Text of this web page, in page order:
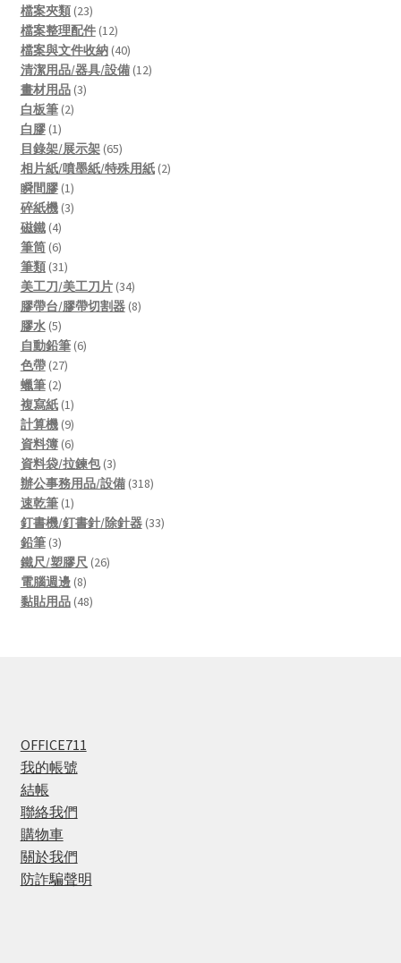
product
檔案夾類 2323
products
檔案整理配件 1212
products
檔案與文件收納 4040
products
清潔用品/器具/設備 1212
畫材用品 33
白板筆 22
白膠 11
product
目錄架/展示架 6565
products
相片紙/噴墨紙/特殊用紙 22
瞬間膠 11
product
碎紙機 33
磁鐵 44
products
筆筒 66
products
筆類 3131
products
美工刀/美工刀片 3434
products
膠帶台/膠帶切割器 88
膠水 55
products
自動鉛筆 66
色帶 2727
蠟筆 22
products
複寫紙 11
product
計算機 99
products
資料簿 66
products
資料袋/拉鍊包 33
products
辦公事務用品/設備 318318
速乾筆 11
product
釘書機/釘書針/除針器 3333
鉛筆 33
products
鐵尺/塑膠尺 2626
電腦週邊 88
products
黏貼用品 4848
OFFICE711
我的帳號
結帳
聯絡我們
購物車
關於我們
防詐騙聲明